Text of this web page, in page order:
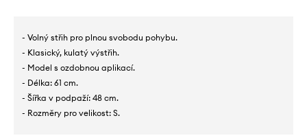
- Volný střih pro plnou svobodu pohybu.
- Klasický, kulatý výstřih.
- Model s ozdobnou aplikací.
- Délka: 61 cm.
- Šířka v podpaží: 48 cm.
- Rozměry pro velikost: S.